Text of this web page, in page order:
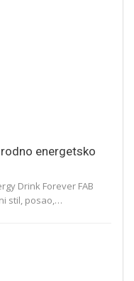
energetsko
Drink Forever FAB
stil, posao,…